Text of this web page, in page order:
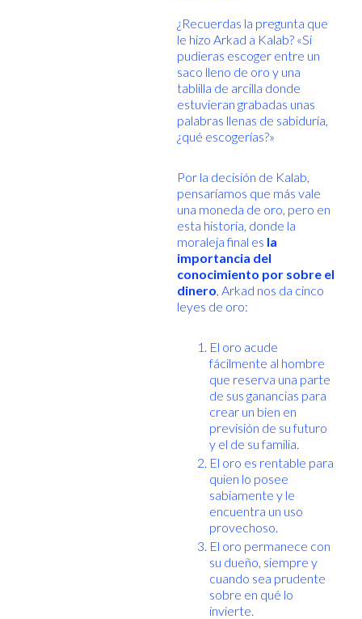
¿Recuerdas la pregunta que
le hizo Arkad a Kalab? «Si
pudieras escoger entre un
saco lleno de oro y una
tablilla de arcilla donde
estuvieran grabadas unas
palabras llenas de sabiduría,
¿qué escogerías?»
Por la decisión de Kalab,
pensaríamos que más vale
una moneda de oro, pero en
esta historia, donde la
moraleja final es la
importancia del
conocimiento por sobre el
dinero , Arkad nos da cinco
leyes de oro:
El oro acude
fácilmente al hombre
que reserva una parte
de sus ganancias para
crear un bien en
previsión de su futuro
y el de su familia.
El oro es rentable para
quien lo posee
sabiamente y le
encuentra un uso
provechoso.
El oro permanece con
su dueño, siempre y
cuando sea prudente
sobre en qué lo
invierte.